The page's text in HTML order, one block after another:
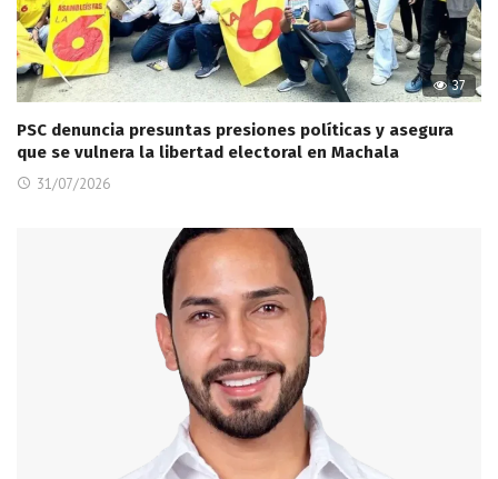
37
PSC denuncia presuntas presiones políticas y asegura
que se vulnera la libertad electoral en Machala
31/07/2026